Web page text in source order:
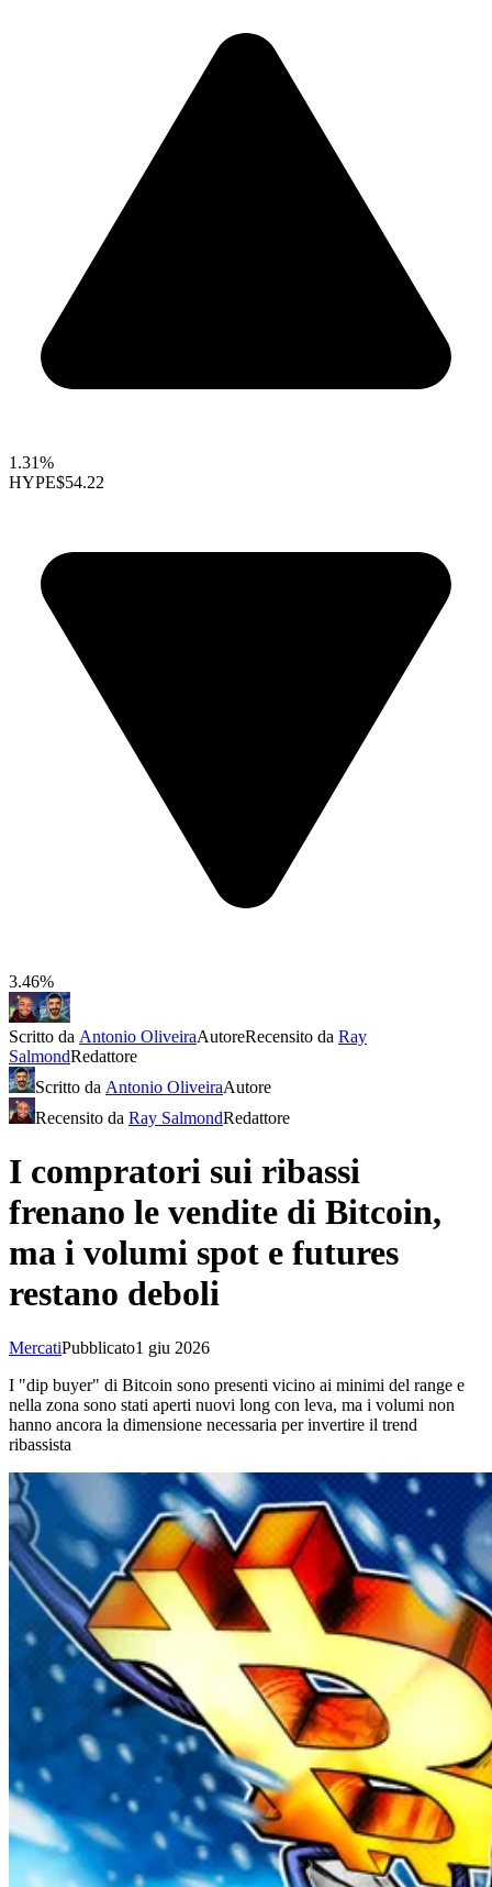
1.31%
HYPE$54.22
3.46%
Scritto da Antonio OliveiraAutoreRecensito da Ray
SalmondRedattore
Scritto da Antonio OliveiraAutore
Recensito da Ray SalmondRedattore
I compratori sui ribassi
frenano le vendite di Bitcoin,
ma i volumi spot e futures
restano deboli
MercatiPubblicato1 giu 2026
I "dip buyer" di Bitcoin sono presenti vicino ai minimi del range e
nella zona sono stati aperti nuovi long con leva, ma i volumi non
hanno ancora la dimensione necessaria per invertire il trend
ribassista